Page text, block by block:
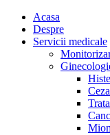
Acasa
Despre
Servicii medicale